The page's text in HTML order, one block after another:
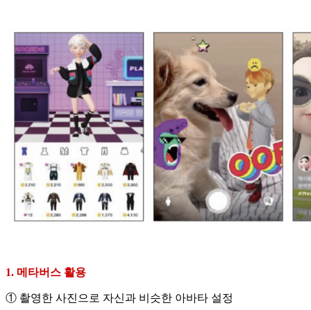
1. 메타버스 활용
① 촬영한 사진으로 자신과 비슷한 아바타 설정